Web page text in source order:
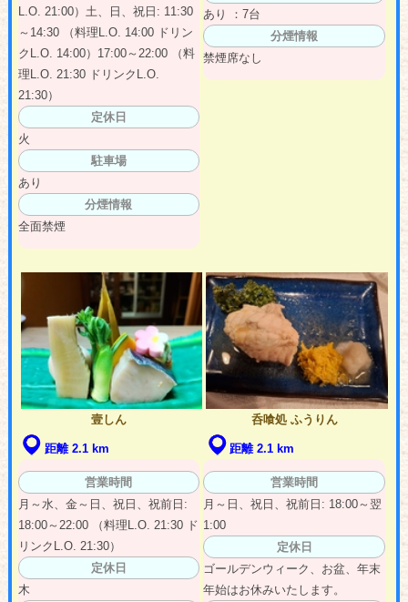
L.O. 21:00）土、日、祝日: 11:30
～14:30 （料理L.O. 14:00 ドリン
クL.O. 14:00）17:00～22:00 （料
理L.O. 21:30 ドリンクL.O.
21:30）
定休日
火
駐車場
あり
分煙情報
全面禁煙
あり ：7台
分煙情報
禁煙席なし
壹しん
距離 2.1 km
営業時間
月～水、金～日、祝日、祝前日:
18:00～22:00 （料理L.O. 21:30 ド
リンクL.O. 21:30）
定休日
木
呑喰処 ふうりん
距離 2.1 km
営業時間
月～日、祝日、祝前日: 18:00～翌
1:00
定休日
ゴールデンウィーク、お盆、年末
年始はお休みいたします。